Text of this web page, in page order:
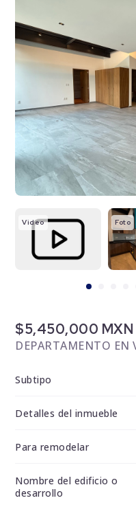
Video Foto
$5,450,000 MXN
DEPARTAMENTO EN
Subtipo
Detalles del inmueble
Para remodelar
Nombre del edificio o
desarrollo